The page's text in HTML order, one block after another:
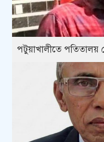
পটুয়াখালীতে পতিতালয়